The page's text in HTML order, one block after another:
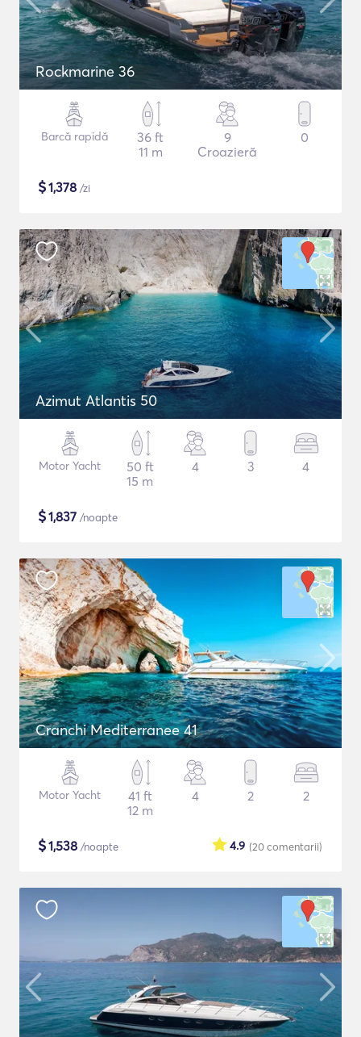
Rockmarine 36
Barcă rapidă
36 ft
11 m
9
Croazieră
0
$1,378 /zi
Azimut Atlantis 50
Motor Yacht
50 ft
15 m
4 3 4
$1,837 /noapte
Cranchi Mediterranee 41
Motor Yacht
41 ft
12 m
4 2 2
$1,538 /noapte (20comentarii)
4.9